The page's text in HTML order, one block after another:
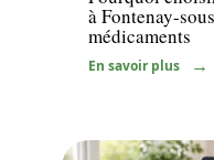
à Fontenay-
médicaments
En savoir plus